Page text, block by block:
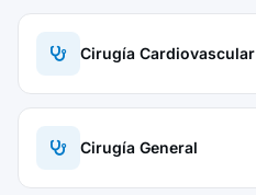
Cirugía Cardiovascular
Cirugía General